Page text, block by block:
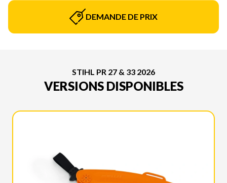
DEMANDE DE PRIX
STIHL PR 27 & 33 2026
VERSIONS DISPONIBLES